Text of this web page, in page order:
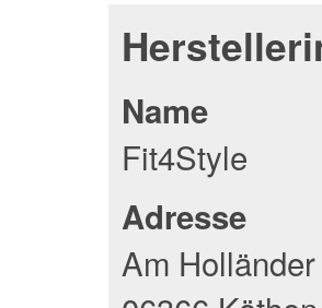
Name
Fit4Style
Adresse
Am